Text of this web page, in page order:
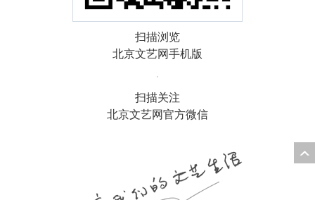
扫描浏览
北京文艺网手机版
扫描关注
北京文艺网官方微信